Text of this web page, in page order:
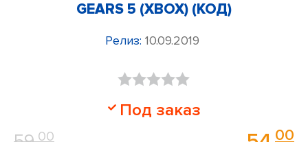
GEARS 5 (XBOX) (КОД)
Релиз: 10.09.2019
Под заказ
00 00